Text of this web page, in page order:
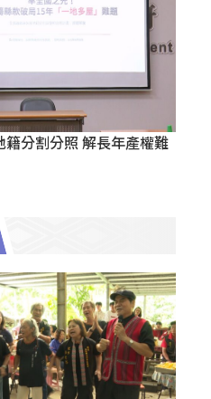
籍分割分照 解長年產權難